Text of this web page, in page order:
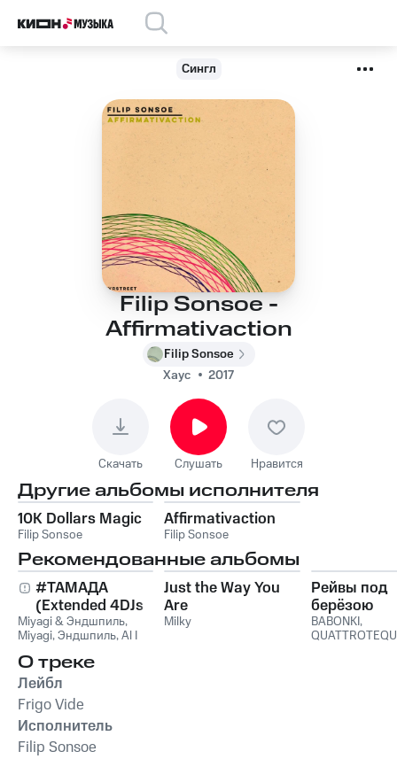
Сингл
Filip Sonsoe -
Affirmativaction
Filip Sonsoe
Хаус
2017
Скачать Слушать Нравится
Другие альбомы исполнителя
10K Dollars Magic
Filip Sonsoe
Affirmativaction
Filip Sonsoe
Рекомендованные альбомы
#ТАМАДА
(Extended 4DJs
Pack)
Miyagi & Эндшпиль,
Miyagi,Эндшпиль,Al I
Just the Way You
Are
Milky
Рейвы под
берёзою
BABONKI,
О треке
Лейбл
Frigo Vide
Исполнитель
Filip Sonsoe